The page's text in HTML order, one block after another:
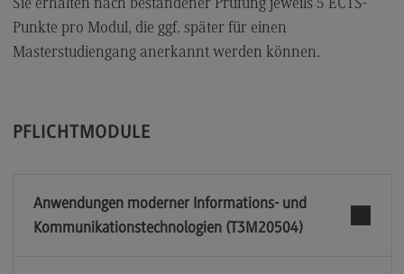
Sie erhalten nach bestandener Prüfung jeweils 5 ECTS-
Punkte pro Modul, die ggf. später für einen
Masterstudiengang anerkannt werden können.
PFLICHTMODULE
Anwendungen moderner Informations- und
Kommunikationstechnologien (T3M20504)